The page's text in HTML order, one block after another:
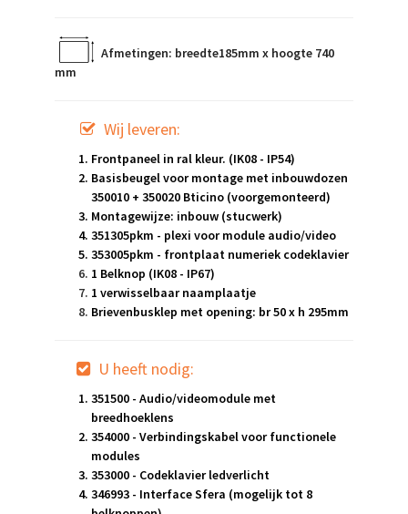
Afmetingen: breedte185mm x hoogte 740
mm
Wij leveren:
Frontpaneel in ral kleur. (IK08 - IP54)
Basisbeugel voor montage met inbouwdozen
350010 + 350020 Bticino (voorgemonteerd)
Montagewijze: inbouw (stucwerk)
351305pkm - plexi voor module audio/video
353005pkm - frontplaat numeriek codeklavier
1 Belknop (IK08 - IP67)
1 verwisselbaar naamplaatje
Brievenbusklep met opening: br 50 x h 295mm
U heeft nodig:
351500 - Audio/videomodule met
breedhoeklens
354000 - Verbindingskabel voor functionele
modules
353000 - Codeklavier ledverlicht
346993 - Interface Sfera (mogelijk tot 8